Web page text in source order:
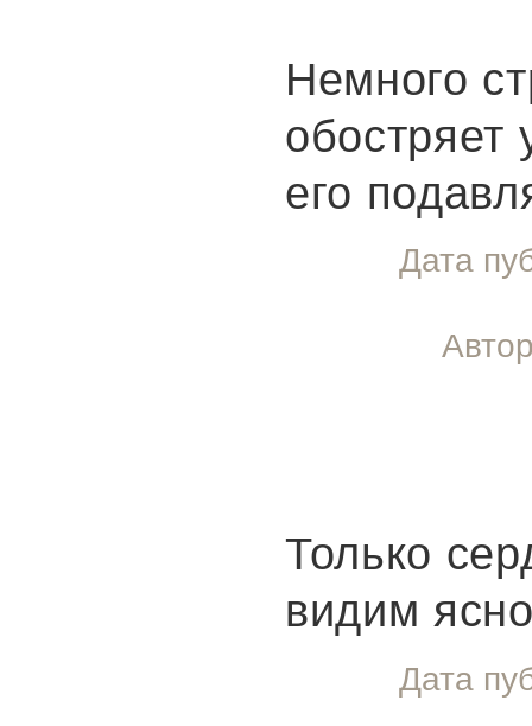
Немного
его
Дата
Только
видим
Дата